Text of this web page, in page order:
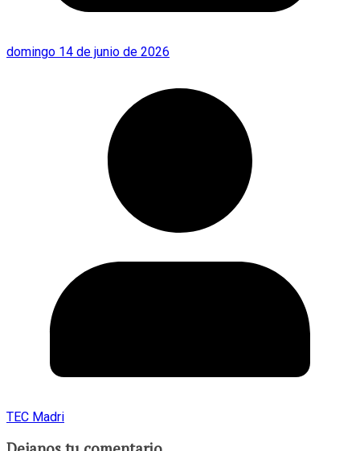
domingo 14 de junio de 2026
TEC Madri